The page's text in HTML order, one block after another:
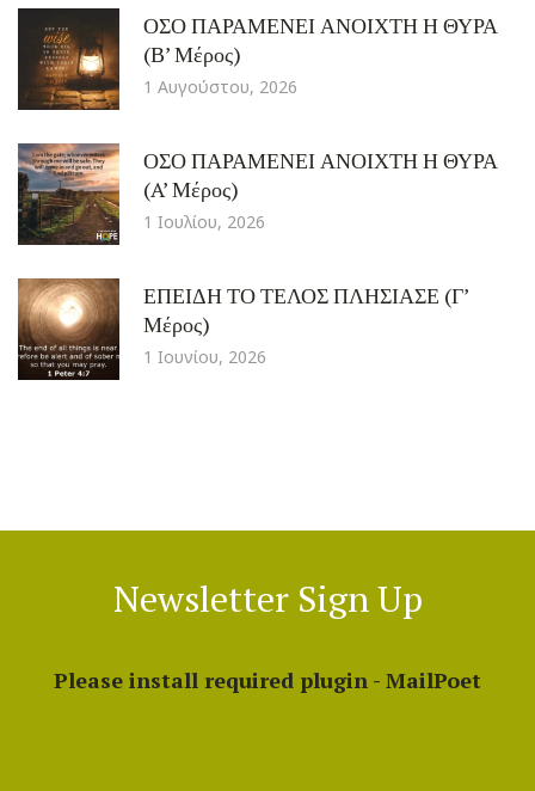
ΟΣΟ ΠΑΡΑΜΕΝΕΙ ΑΝΟΙΧΤΗ Η ΘΥΡΑ
(Β’ Μέρος)
1 Αυγούστου, 2026
ΟΣΟ ΠΑΡΑΜΕΝΕΙ ΑΝΟΙΧΤΗ Η ΘΥΡΑ
(A’ Μέρος)
1 Ιουλίου, 2026
ΕΠΕΙΔΗ ΤΟ ΤΕΛΟΣ ΠΛΗΣΙΑΣΕ (Γ’
Μέρος)
1 Ιουνίου, 2026
Newsletter Sign Up
Please install required plugin - MailPoet